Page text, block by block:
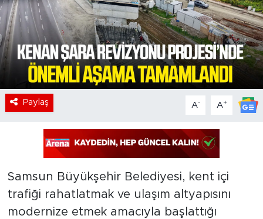
Paylaş A- A+
Samsun Büyükşehir Belediyesi, kent içi
trafiği rahatlatmak ve ulaşım altyapısını
modernize etmek amacıyla başlattığı